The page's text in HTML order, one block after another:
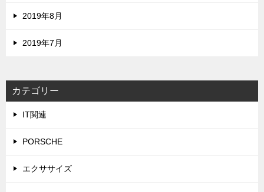
2019年8月
2019年7月
カテゴリー
IT関連
PORSCHE
エクササイズ